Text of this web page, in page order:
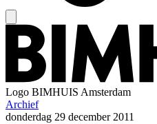
Logo BIMHUIS Amsterdam
Archief
donderdag 29 december 2011